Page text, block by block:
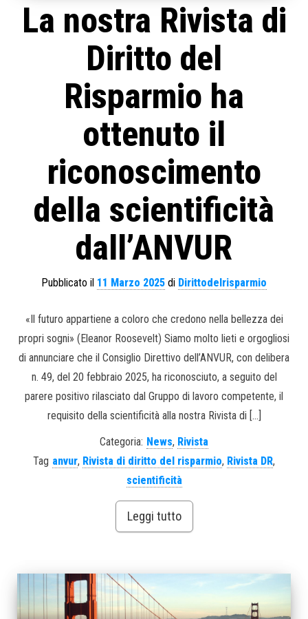
La nostra Rivista di
Diritto del
Risparmio ha
ottenuto il
riconoscimento
della scientificità
dall’ANVUR
Pubblicato il 11 Marzo 2025 di Dirittodelrisparmio
«Il futuro appartiene a coloro che credono nella bellezza dei
propri sogni» (Eleanor Roosevelt) Siamo molto lieti e orgogliosi
di annunciare che il Consiglio Direttivo dell’ANVUR, con delibera
n. 49, del 20 febbraio 2025, ha riconosciuto, a seguito del
parere positivo rilasciato dal Gruppo di lavoro competente, il
requisito della scientificità alla nostra Rivista di […]
Categoria: News, Rivista
Tag anvur, Rivista di diritto del risparmio, Rivista DR,
scientificità
Leggi tutto